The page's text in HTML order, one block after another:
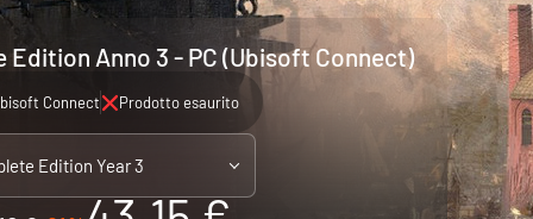
Edition Anno 3 - PC (Ubisoft Connect)
Connect Prodotto esaurito
Edition Year 3